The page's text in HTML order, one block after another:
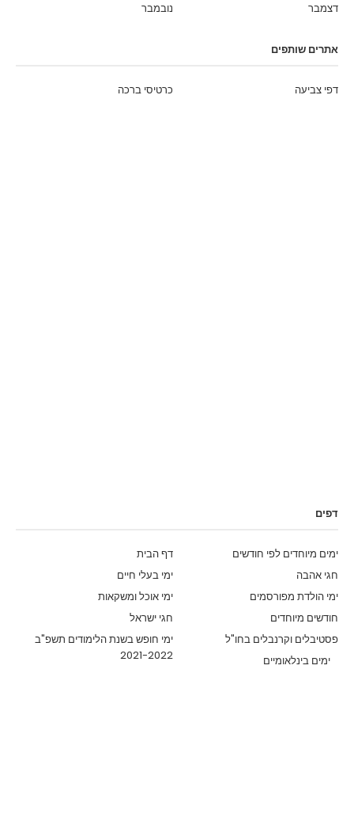
נובמבר
דצמבר
אתרים שותפים
כרטיסי ברכה דפי צביעה
דפים
דף הבית
ימים מיוחדים לפי חודשים
ימי בעלי חיים
חגי אהבה
ימי אוכל ומשקאות
ימי הולדת מפורסמים
חגי ישראל
חודשים מיוחדים
ימי חופש בשנת הלימודים תשפ"ב
2021-2022
פסטיבלים וקרנבלים בחו"ל
ימים בינלאומיים